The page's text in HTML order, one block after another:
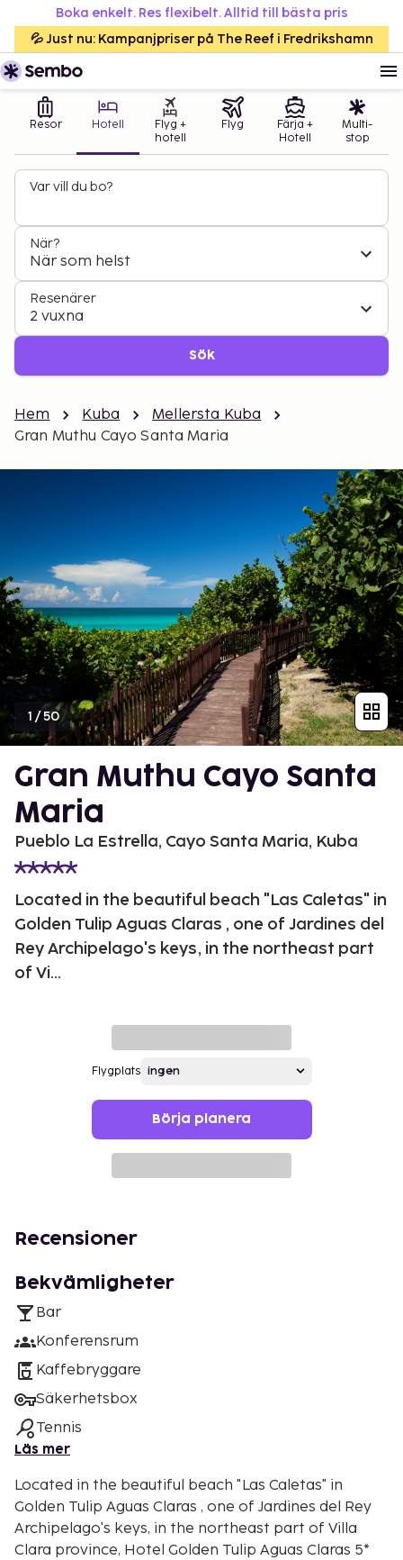
Boka enkelt. Res flexibelt. Alltid till bästa pris
💦 Just nu: Kampanjpriser på The Reef i Fredrikshamn
Resor Hotell
Flyg +
hotell
Flyg
Färja +
Hotell
Multi-
stop
Var vill du bo?
När?
När som helst
Resenärer
2 vuxna
Sök
Hem Kuba
Mellersta Kuba
Gran Muthu Cayo Santa Maria
1 /50
Gran Muthu Cayo Santa
Maria
Pueblo La Estrella, Cayo Santa Maria, Kuba
Located in the beautiful beach "Las Caletas" in
Golden Tulip Aguas Claras , one of Jardines del
Rey Archipelago's keys, in the northeast part
of Vi...
Flygplats
Börja planera
Recensioner
Bekvämligheter
Bar
Konferensrum
Kaffebryggare
Säkerhetsbox
Tennis
Läs mer
Located in the beautiful beach "Las Caletas" in
Golden Tulip Aguas Claras , one of Jardines del Rey
Archipelago's keys, in the northeast part of Villa
Clara province, Hotel Golden Tulip Aguas Claras 5*